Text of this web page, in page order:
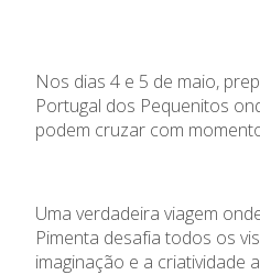
Nos dias 4 e 5 de maio,
Portugal dos Pequenitos
podem cruzar com
Uma verdadeira viagem
Pimenta desafia todos os
imaginação e a criatividade